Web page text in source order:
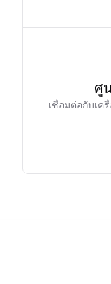
ศู
เชื่อมต่อกับเค